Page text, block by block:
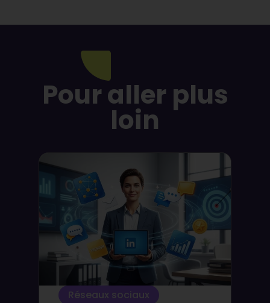
Pour aller plus
loin
Réseaux sociaux